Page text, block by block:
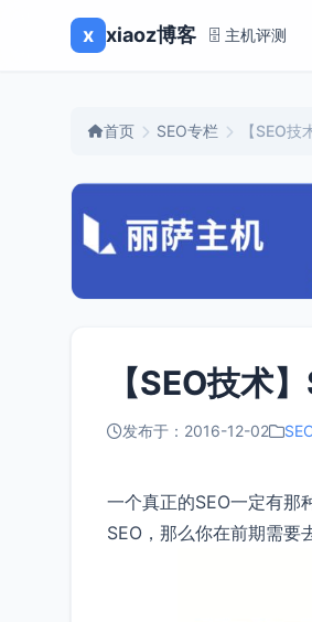
x xiaoz博客 🗄️ 主机评测
首页 SEO专栏 【SEO
【SEO技术
发布于：2016-12-02
一个真正的SEO一定有那
SEO，那么你在前期需要